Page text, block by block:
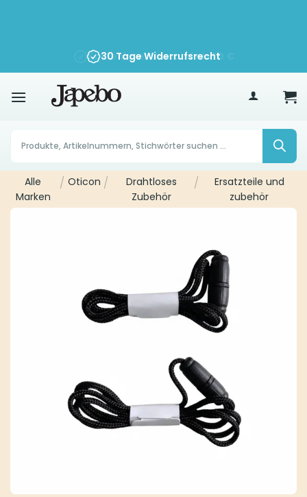
Kostenloser Versand ab70
30 Tage Widerrufsrecht
Products
search
Alle
Marken
/ Oticon /
Drahtloses
Zubehör
/
Ersatzteile und
zubehör